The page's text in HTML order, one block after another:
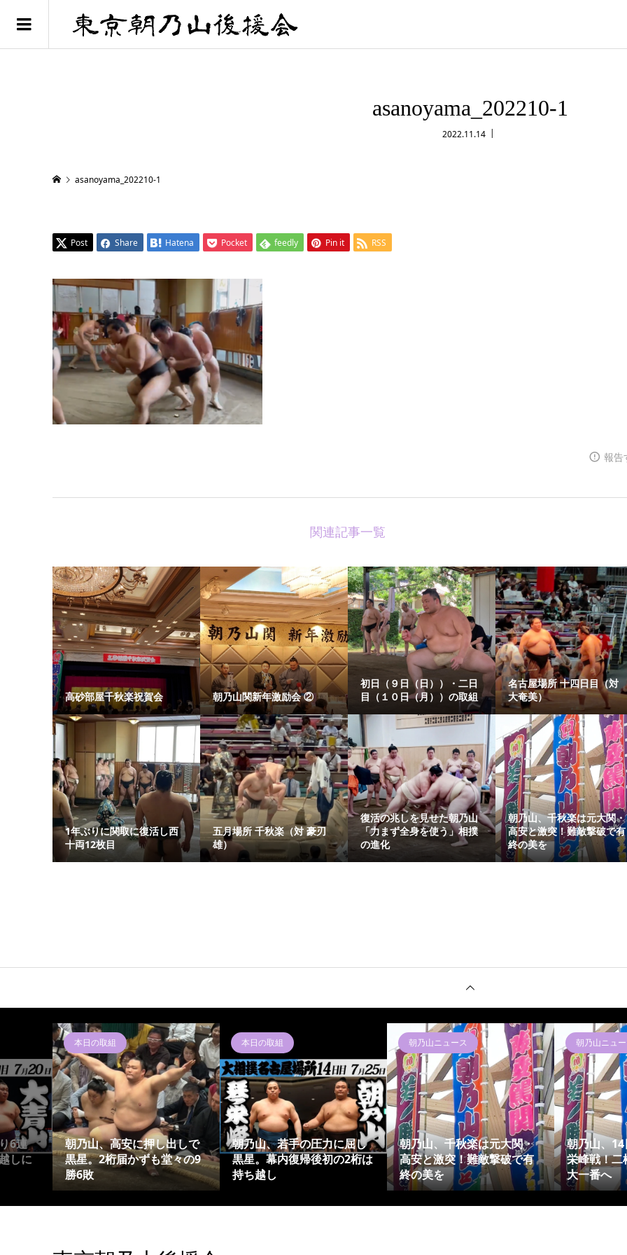
asanoyama_202210-1
2022.11.14
asanoyama_202210-1
Post Share Hatena Pocket feedly Pin it RSS
報告
関連記事一覧
高砂部屋千秋楽祝賀会 朝乃山関新年激励会 ②
初日（９日（日））・二日
目（１０日（月））の取組
名古屋場所 十四日目（対
大奄美）
1年ぶりに関取に復活し西
十両12枚目
五月場所 千秋楽（対 豪刃
雄）
復活の兆しを見せた朝乃山
「力まず全身を使う」相撲
の進化
朝乃山、千秋楽は元大関・
高安と激突！難敵撃破で有
終の美を
6連
しに
本日の取組
朝乃山、高安に押し出しで
黒星。2桁届かずも堂々の9
勝6敗
本日の取組
朝乃山、若手の圧力に屈し
黒星。幕内復帰後初の2桁は
持ち越し
朝乃山ニュース
朝乃山、千秋楽は元大関・
高安と激突！難敵撃破で有
終の美を
朝乃山ニュ
朝乃山、
栄峰戦！二
大一番へ